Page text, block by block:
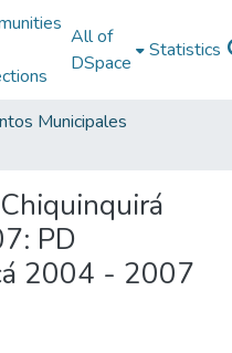
All of
DSpace
Statistics
Municipales
PD
2004 - 2007